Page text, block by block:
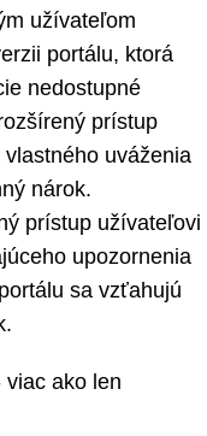
užívateľom
portálu, ktorá
nedostupné
prístup
uváženia
nárok.
prístup užívateľovi
upozornenia
sa vzťahujú
viac ako len